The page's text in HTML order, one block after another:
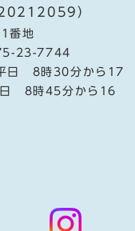
）
番地
23-7744
日 8時30分から17
日 8時45分から16